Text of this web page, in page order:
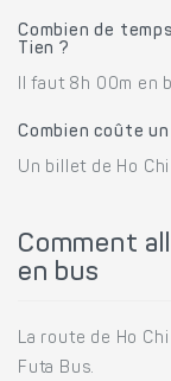
Combien de
Tien ?
Il faut 8h 00m en
Combien coûte
Un billet de Ho
Comment
en bus
La route de Ho
Futa Bus.